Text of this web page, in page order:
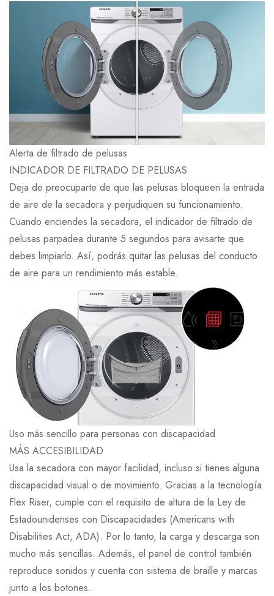
Alerta de filtrado de pelusas
INDICADOR DE FILTRADO DE PELUSAS
Deja de preocuparte de que las pelusas bloqueen la entrada
de aire de la secadora y perjudiquen su funcionamiento.
Cuando enciendes la secadora, el indicador de filtrado de
pelusas parpadea durante 5 segundos para avisarte que
debes limpiarlo. Así, podrás quitar las pelusas del conducto
de aire para un rendimiento más estable.
Uso más sencillo para personas con discapacidad
MÁS ACCESIBILIDAD
Usa la secadora con mayor facilidad, incluso si tienes alguna
discapacidad visual o de movimiento. Gracias a la tecnología
Flex Riser, cumple con el requisito de altura de la Ley de
Estadounidenses con Discapacidades (Americans with
Disabilities Act, ADA). Por lo tanto, la carga y descarga son
mucho más sencillas. Además, el panel de control también
reproduce sonidos y cuenta con sistema de braille y marcas
junto a los botones.